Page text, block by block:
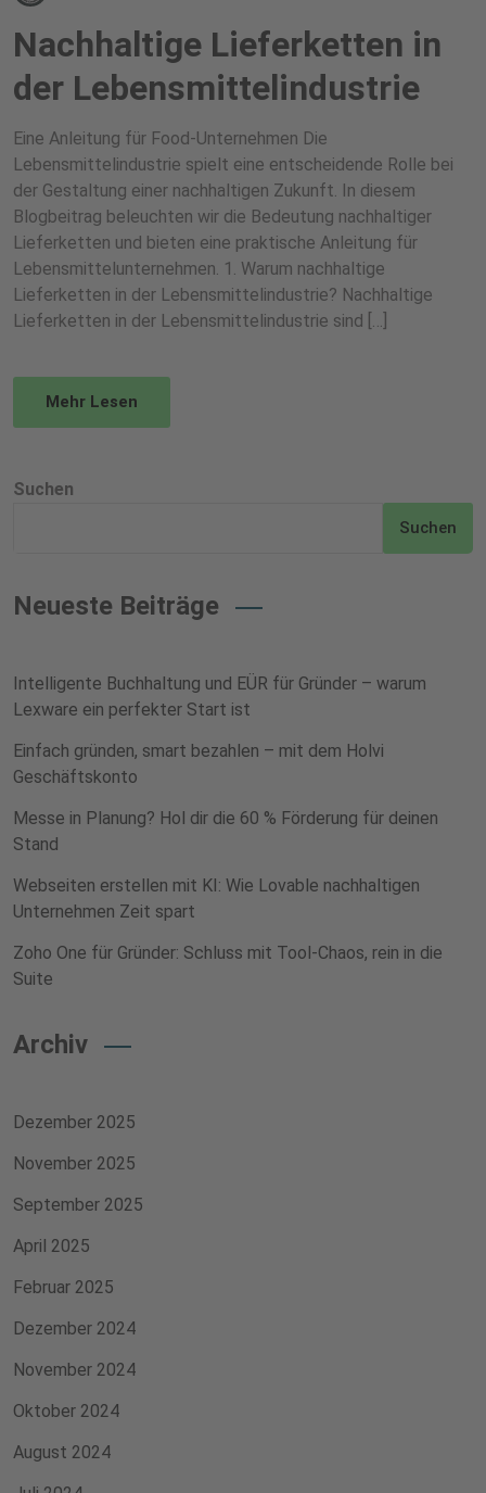
Nachhaltige Lieferketten in
der Lebensmittelindustrie
Eine Anleitung für Food-Unternehmen Die
Lebensmittelindustrie spielt eine entscheidende Rolle bei
der Gestaltung einer nachhaltigen Zukunft. In diesem
Blogbeitrag beleuchten wir die Bedeutung nachhaltiger
Lieferketten und bieten eine praktische Anleitung für
Lebensmittelunternehmen. 1. Warum nachhaltige
Lieferketten in der Lebensmittelindustrie? Nachhaltige
Lieferketten in der Lebensmittelindustrie sind […]
Mehr Lesen
Suchen
Suchen
Neueste Beiträge
Intelligente Buchhaltung und EÜR für Gründer – warum
Lexware ein perfekter Start ist
Einfach gründen, smart bezahlen – mit dem Holvi
Geschäftskonto
Messe in Planung? Hol dir die 60 % Förderung für deinen
Stand
Webseiten erstellen mit KI: Wie Lovable nachhaltigen
Unternehmen Zeit spart
Zoho One für Gründer: Schluss mit Tool-Chaos, rein in die
Suite
Archiv
Dezember 2025
November 2025
September 2025
April 2025
Februar 2025
Dezember 2024
November 2024
Oktober 2024
August 2024